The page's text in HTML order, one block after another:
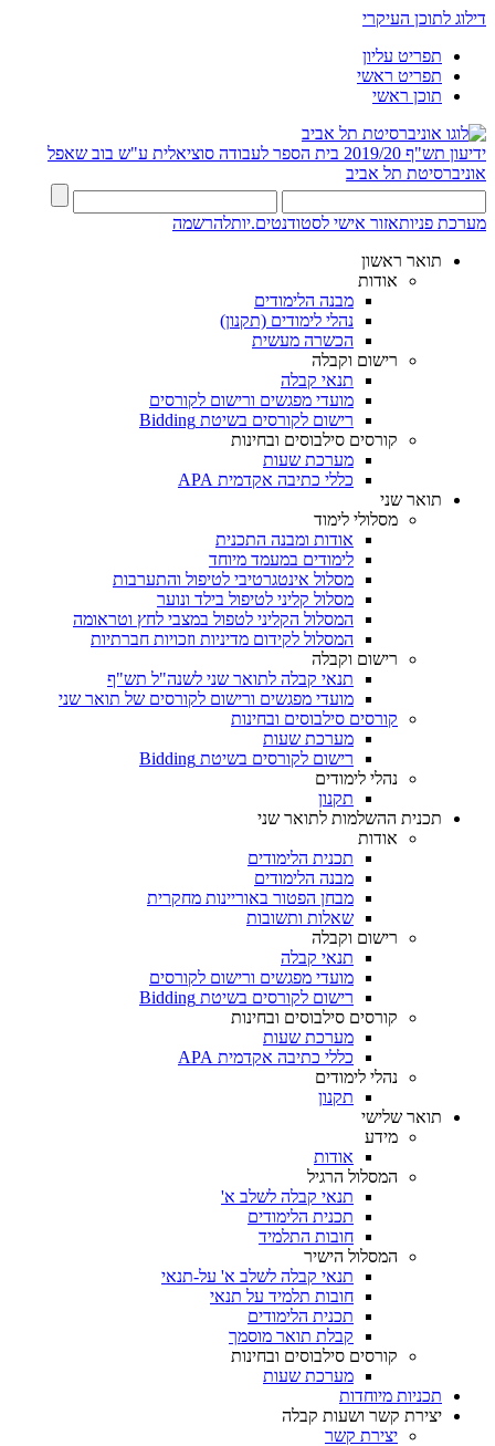
דילוג לתוכן העיקרי
תפריט עליון
תפריט ראשי
תוכן ראשי
ידיעון תש"ף 2019/20
בית הספר לעבודה סוציאלית ע"ש בוב שאפל
אוניברסיטת תל אביב
מערכת פניותאזור אישי לסטודנטים.יותלהרשמה
תואר ראשון
אודות
מבנה הלימודים
נהלי לימודים (תקנון)
הכשרה מעשית
רישום וקבלה
תנאי קבלה
מועדי מפגשים ורישום לקורסים
רישום לקורסים בשיטת Bidding
קורסים סילבוסים ובחינות
מערכת שעות
כללי כתיבה אקדמית APA
תואר שני
מסלולי לימוד
אודות ומבנה התכנית
לימודים במעמד מיוחד
מסלול אינטגרטיבי לטיפול והתערבות
מסלול קליני לטיפול בילד ונוער
המסלול הקליני לטפול במצבי לחץ וטראומה
המסלול לקידום מדיניות וזכויות חברתיות
רישום וקבלה
תנאי קבלה לתואר שני לשנה"ל תש"ף
מועדי מפגשים ורישום לקורסים של תואר שני
קורסים סילבוסים ובחינות
מערכת שעות
רישום לקורסים בשיטת Bidding
נהלי לימודים
תקנון
תכנית ההשלמות לתואר שני
אודות
תכנית הלימודים
מבנה הלימודים
מבחן הפטור באוריינות מחקרית
שאלות ותשובות
רישום וקבלה
תנאי קבלה
מועדי מפגשים ורישום לקורסים
רישום לקורסים בשיטת Bidding
קורסים סילבוסים ובחינות
מערכת שעות
כללי כתיבה אקדמית APA
נהלי לימודים
תקנון
תואר שלישי
מידע
אודות
המסלול הרגיל
תנאי קבלה לשלב א'
תכנית הלימודים
חובות התלמיד
המסלול הישיר
תנאי קבלה לשלב א' על-תנאי
חובות תלמיד על תנאי
תכנית הלימודים
קבלת תואר מוסמך
קורסים סילבוסים ובחינות
מערכת שעות
תכניות מיוחדות
יצירת קשר ושעות קבלה
יצירת קשר